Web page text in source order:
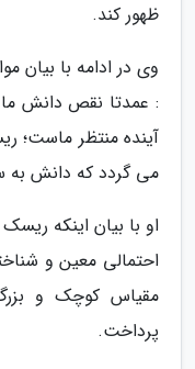
ظهور کند.
وی در ادامه با بیان
: عمدتا نقص دانش
آینده منتظر ماست؛
می گردد که دانش به
او با بیان اینکه
احتمالی معین و
مقیاس کوچک و
پرداخت.